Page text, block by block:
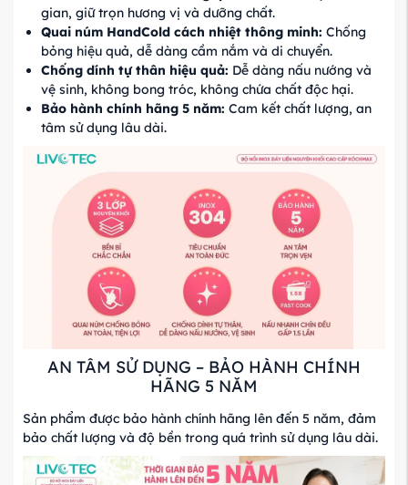
gian, giữ trọn hương vị và dưỡng chất.
Quai núm HandCold cách nhiệt thông minh: Chống
bỏng hiệu quả, dễ dàng cầm nắm và di chuyển.
Chống dính tự thân hiệu quả: Dễ dàng nấu nướng và
vệ sinh, không bong tróc, không chứa chất độc hại.
Bảo hành chính hãng 5 năm: Cam kết chất lượng, an
tâm sử dụng lâu dài.
AN TÂM SỬ DỤNG – BẢO HÀNH CHÍNH
HÃNG 5 NĂM
Sản phẩm được bảo hành chính hãng lên đến 5 năm, đảm
bảo chất lượng và độ bền trong quá trình sử dụng lâu dài.